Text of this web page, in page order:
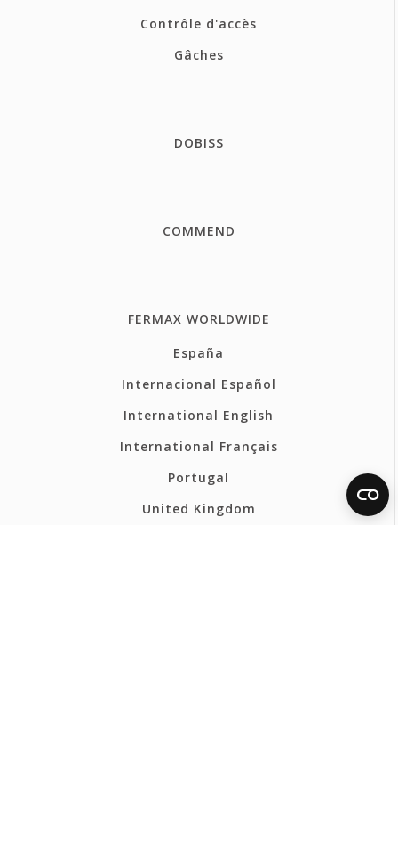
Contrôle d'accès
Gâches
DOBISS
COMMEND
FERMAX WORLDWIDE
España
Internacional Español
International English
International Français
Portugal
United Kingdom